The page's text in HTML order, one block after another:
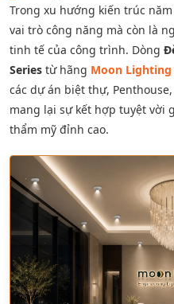
Trong xu hướng kiến trúc
vai trò công năng mà còn là
tinh tế của công trình. Dòng
Series từ hãng Moon Lighting
các dự án biệt thự,
mang lại sự kết hợp tuyệt vời
thẩm mỹ đỉnh cao.